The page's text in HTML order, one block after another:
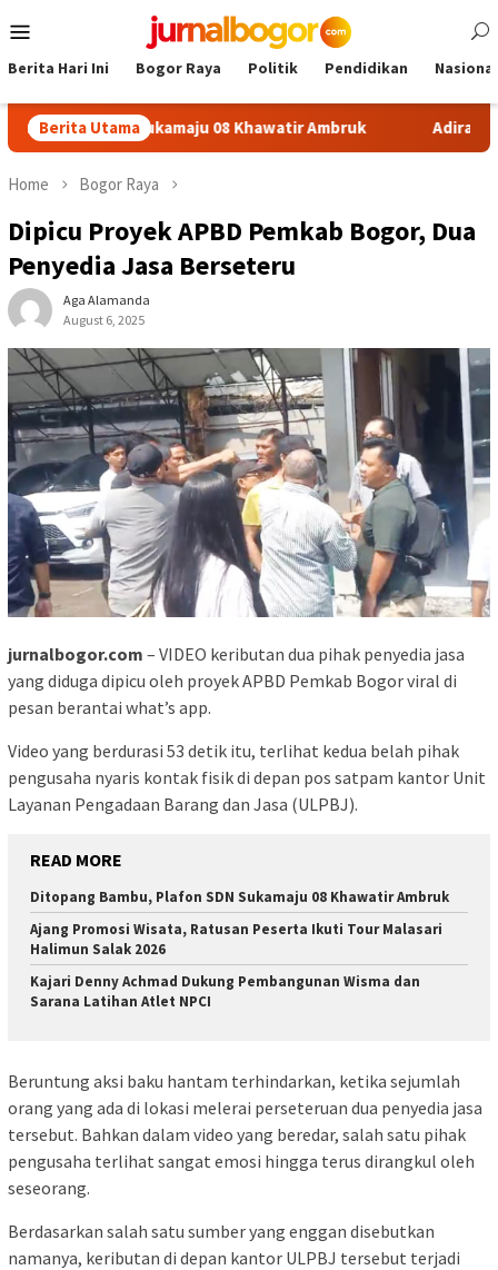
to
Menu
Berita Hari Ini Bogor Raya Politik Pendidikan Nasional
Berita Utama
SDN Sukamaju 08 Khawatir Ambruk Adira Expo
Home Bogor Raya
Dipicu Proyek APBD Pemkab Bogor, Dua
Penyedia Jasa Berseteru
Aga Alamanda
August 6, 2025
jurnalbogor.com – VIDEO keributan dua pihak penyedia jasa
yang diduga dipicu oleh proyek APBD Pemkab Bogor viral di
pesan berantai what’s app.
Video yang berdurasi 53 detik itu, terlihat kedua belah pihak
pengusaha nyaris kontak fisik di depan pos satpam kantor Unit
Layanan Pengadaan Barang dan Jasa (ULPBJ).
READ MORE
Ditopang Bambu, Plafon SDN Sukamaju 08 Khawatir Ambruk
Ajang Promosi Wisata, Ratusan Peserta Ikuti Tour Malasari
Halimun Salak 2026
Kajari Denny Achmad Dukung Pembangunan Wisma dan
Sarana Latihan Atlet NPCI
Beruntung aksi baku hantam terhindarkan, ketika sejumlah
orang yang ada di lokasi melerai perseteruan dua penyedia jasa
tersebut. Bahkan dalam video yang beredar, salah satu pihak
pengusaha terlihat sangat emosi hingga terus dirangkul oleh
seseorang.
Berdasarkan salah satu sumber yang enggan disebutkan
namanya, keributan di depan kantor ULPBJ tersebut terjadi